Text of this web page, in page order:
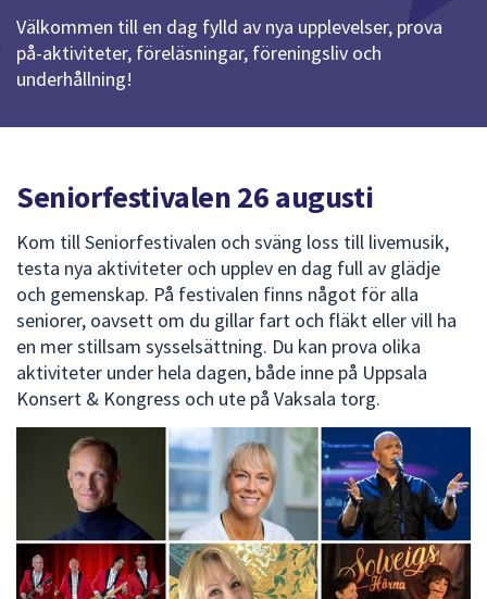
att
presenteras
för
att
navigera
mellan
sökförslagen
och
enter
för
att
välja
något
av
dem.
Välkommen till en dag fylld av nya upplevelser, prova
på-aktiviteter, föreläsningar, föreningsliv och
underhållning!
Seniorfestivalen 26 augusti
Kom till Seniorfestivalen och sväng loss till livemusik,
testa nya aktiviteter och upplev en dag full av glädje
och gemenskap. På festivalen finns något för alla
seniorer, oavsett om du gillar fart och fläkt eller vill ha
en mer stillsam sysselsättning. Du kan prova olika
aktiviteter under hela dagen, både inne på Uppsala
Konsert & Kongress och ute på Vaksala torg.